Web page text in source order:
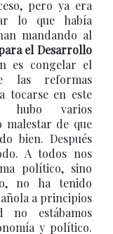
pero ya era
lo que había
mandando al
el Desarrollo
es congelar el
las reformas
tocarse en este
hubo varios
malestar de que
bien. Después
A todos nos
político, sino
no ha tenido
a principios
estábamos
y político.